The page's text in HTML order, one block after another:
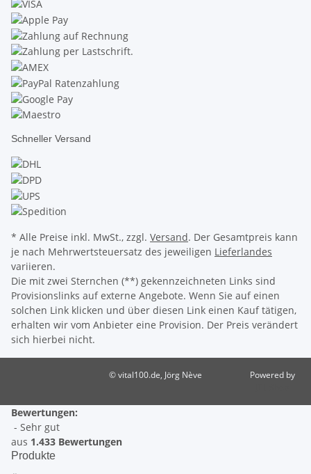
Schneller Versand
* Alle Preise inkl. MwSt., zzgl. Versand. Der Gesamtpreis kann
je nach Mehrwertsteuersatz des jeweiligen Lieferlandes
variieren.
Die mit zwei Sternchen (**) gekennzeichneten Links sind
Provisionslinks auf externe Angebote. Wenn Sie auf einen
solchen Link klicken und über diesen Link einen Kauf tätigen,
erhalten wir vom Anbieter eine Provision. Der Preis verändert
sich hierbei nicht.
© vital100.de, Jörg Nève
Powered by
Bewertungen:
- Sehr gut
aus 1.433 Bewertungen
Produkte